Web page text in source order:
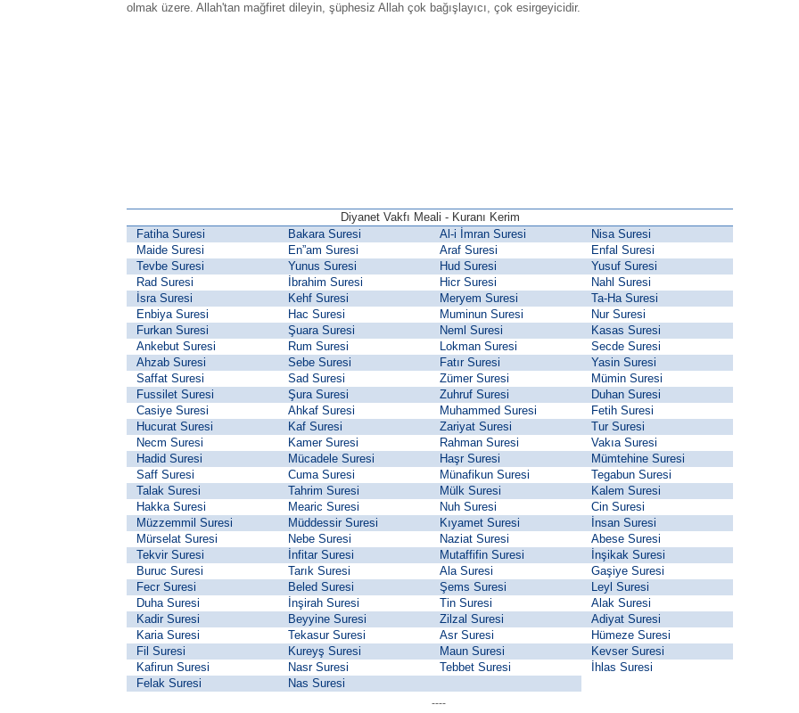
olmak üzere. Allah'tan mağfiret dileyin, şüphesiz Allah çok bağışlayıcı, çok esirgeyicidir.
Diyanet Vakfı Meali - Kuranı Kerim
Fatiha Suresi
Bakara Suresi Al-i İmran Suresi
Nisa Suresi
Maide Suresi
En”am Suresi Araf Suresi
Enfal Suresi
Tevbe Suresi
Yunus Suresi Hud Suresi
Yusuf Suresi
Rad Suresi
İbrahim Suresi Hicr Suresi
Nahl Suresi
İsra Suresi
Kehf Suresi Meryem Suresi
Ta-Ha Suresi
Enbiya Suresi
Hac Suresi Muminun Suresi
Nur Suresi
Furkan Suresi
Şuara Suresi Neml Suresi
Kasas Suresi
Ankebut Suresi
Rum Suresi Lokman Suresi
Secde Suresi
Ahzab Suresi
Sebe Suresi Fatır Suresi
Yasin Suresi
Saffat Suresi
Sad Suresi Zümer Suresi
Mümin Suresi
Fussilet Suresi
Şura Suresi Zuhruf Suresi
Duhan Suresi
Casiye Suresi
Ahkaf Suresi Muhammed Suresi
Fetih Suresi
Hucurat Suresi
Kaf Suresi Zariyat Suresi
Tur Suresi
Necm Suresi
Kamer Suresi Rahman Suresi
Vakıa Suresi
Hadid Suresi
Mücadele Suresi Haşr Suresi
Mümtehine Suresi
Saff Suresi
Cuma Suresi Münafikun Suresi
Tegabun Suresi
Talak Suresi
Tahrim Suresi Mülk Suresi
Kalem Suresi
Hakka Suresi
Mearic Suresi Nuh Suresi
Cin Suresi
Müzzemmil Suresi
Müddessir Suresi Kıyamet Suresi
İnsan Suresi
Mürselat Suresi
Nebe Suresi Naziat Suresi
Abese Suresi
Tekvir Suresi
İnfitar Suresi Mutaffifin Suresi
İnşikak Suresi
Buruc Suresi
Tarık Suresi Ala Suresi
Gaşiye Suresi
Fecr Suresi
Beled Suresi Şems Suresi
Leyl Suresi
Duha Suresi
İnşirah Suresi Tin Suresi
Alak Suresi
Kadir Suresi
Beyyine Suresi Zilzal Suresi
Adiyat Suresi
Karia Suresi
Tekasur Suresi Asr Suresi
Hümeze Suresi
Fil Suresi
Kureyş Suresi Maun Suresi
Kevser Suresi
Kafirun Suresi
Nasr Suresi Tebbet Suresi
İhlas Suresi
Felak Suresi
Nas Suresi
----